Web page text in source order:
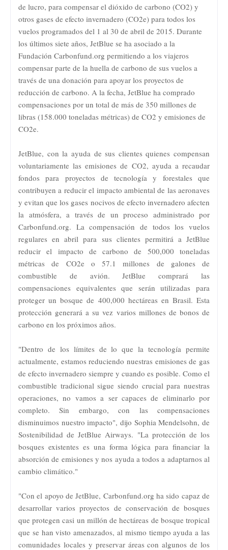
de lucro, para compensar el dióxido de carbono (CO2) y
otros gases de efecto invernadero (CO2e) para todos los
vuelos programados del 1 al 30 de abril de 2015. Durante
los últimos siete años, JetBlue se ha asociado a la
Fundación Carbonfund.org permitiendo a los viajeros
compensar parte de la huella de carbono de sus vuelos a
través de una donación para apoyar los proyectos de
reducción de carbono. A la fecha, JetBlue ha comprado
compensaciones por un total de más de 350 millones de
libras (158.000 toneladas métricas) de CO2 y emisiones de
CO2e.
JetBlue, con la ayuda de sus clientes quienes compensan
voluntariamente las emisiones de CO2, ayuda a recaudar
fondos para proyectos de tecnología y forestales que
contribuyen a reducir el impacto ambiental de las aeronaves
y evitan que los gases nocivos de efecto invernadero afecten
la atmósfera, a través de un proceso administrado por
Carbonfund.org. La compensación de todos los vuelos
regulares en abril para sus clientes permitirá a JetBlue
reducir el impacto de carbono de 500,000 toneladas
métricas de CO2e o 57.1 millones de galones de
combustible de avión. JetBlue comprará las
compensaciones equivalentes que serán utilizadas para
proteger un bosque de 400,000 hectáreas en Brasil. Esta
protección generará a su vez varios millones de bonos de
carbono en los próximos años.
"Dentro de los límites de lo que la tecnología permite
actualmente, estamos reduciendo nuestras emisiones de gas
de efecto invernadero siempre y cuando es posible. Como el
combustible tradicional sigue siendo crucial para nuestras
operaciones, no vamos a ser capaces de eliminarlo por
completo. Sin embargo, con las compensaciones
disminuimos nuestro impacto", dijo Sophia Mendelsohn, de
Sostenibilidad de JetBlue Airways. "La protección de los
bosques existentes es una forma lógica para financiar la
absorción de emisiones y nos ayuda a todos a adaptarnos al
cambio climático."
"Con el apoyo de JetBlue, Carbonfund.org ha sido capaz de
desarrollar varios proyectos de conservación de bosques
que protegen casi un millón de hectáreas de bosque tropical
que se han visto amenazados, al mismo tiempo ayuda a las
comunidades locales y preservar áreas con algunos de los